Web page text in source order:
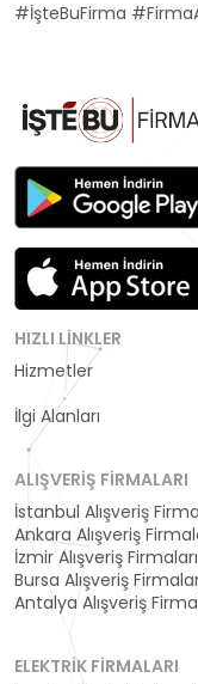
#İşteBuFirma
HIZLI LINKLER
Hizmetler
Kategoriler
İlgi Alanları
ALIŞVERIŞ FIRMALARI
İstanbul Alışveriş
Ankara Alışveriş
İzmir Alışveriş Firmaları
Bursa Alışveriş
Antalya Alışveriş
ELEKTRIK FIRMALARI